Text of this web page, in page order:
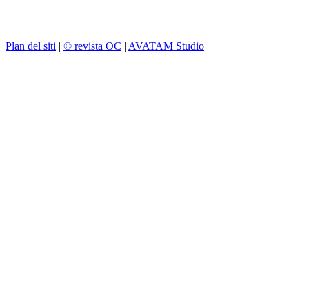
Plan del siti | © revista OC | AVATAM Studio